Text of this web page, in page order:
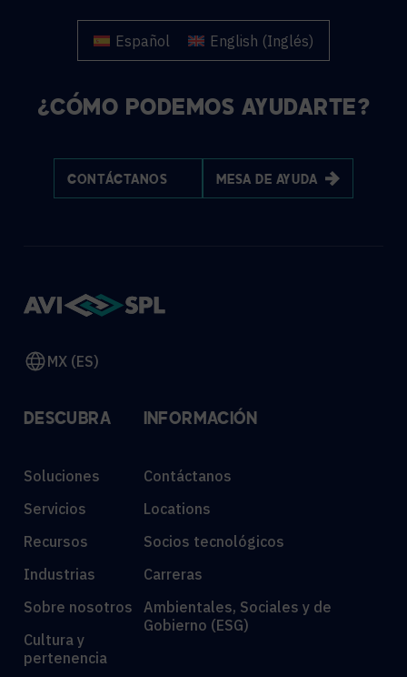
Español English (Inglés)
¿CÓMO PODEMOS AYUDARTE?
CONTÁCTANOS MESA DE AYUDA
MX (ES)
DESCUBRA
Soluciones
Servicios
Recursos
Industrias
Sobre nosotros
Cultura y
pertenencia
INFORMACIÓN
Contáctanos
Locations
Socios tecnológicos
Carreras
Ambientales, Sociales y de
Gobierno (ESG)